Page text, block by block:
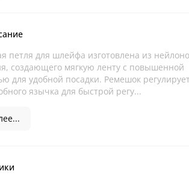
петля для шлейфа изготовлена из
создающего мягкую ленту с повышенной
для удобной посадки. Ремешок
язычка для быстрой регу...